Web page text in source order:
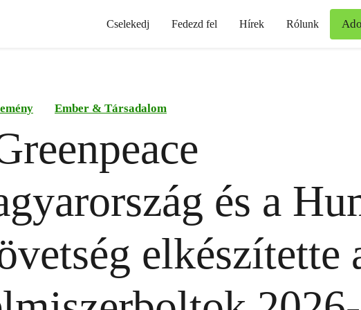
Cselekedj Fedezd fel Hírek Rólunk
Ember & Társadalom
és a
elkészítette